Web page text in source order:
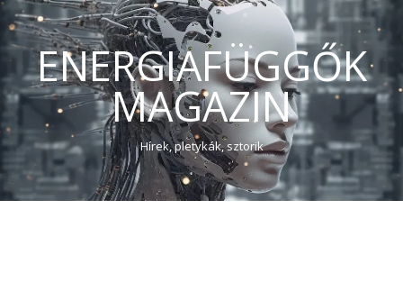
ENERGIAFÜGGŐK
MAGAZIN
Hírek, pletykák, sztorik